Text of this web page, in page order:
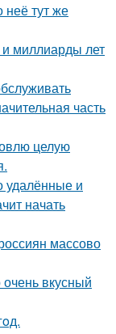
неё тут же
миллиарды лет
часть
целую
удалённые и
начать
массово
вкусный